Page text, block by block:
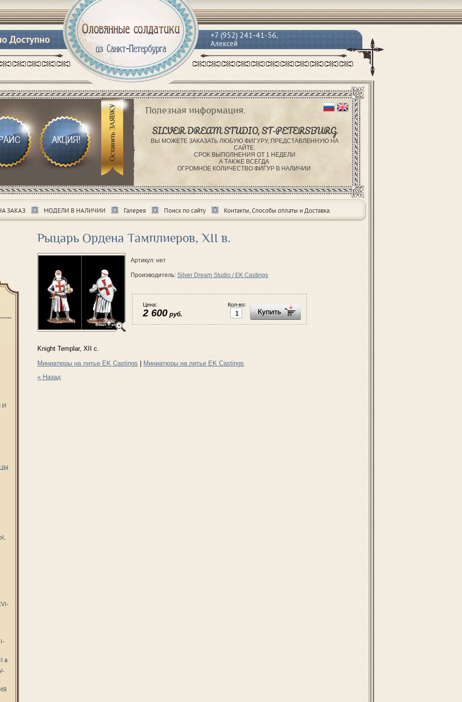
ЗАКАЗ МОДЕЛИ В НАЛИЧИИ Галерея Поиск по сайту Контакты, Способы оплаты и Доставка.
+7 (952) 241-41-56,
Алексей
Полезная информация.
SILVER DREAM STUDIO, ST-PETERSBURG
ВЫ МОЖЕТЕ ЗАКАЗАТЬ ЛЮБУЮ ФИГУРУ, ПРЕДСТАВЛЕННУЮ НА
САЙТЕ.
СРОК ВЫПОЛНЕНИЯ ОТ 1 НЕДЕЛИ
А ТАКЖЕ ВСЕГДА
ОГРОМНОЕ КОЛИЧЕСТВО ФИГУР В НАЛИЧИИ
Рыцарь Ордена Тамплиеров, XII в.
Артикул: нет
Производитель: Silver Dream Studio / EK Castings
Кол-во:
Цена:
2 600 руб.
Knight Templar, XII c.
Миниатюры на литье EK Castings
Миниатюры на литье EK Castings
« Назад
И
в.